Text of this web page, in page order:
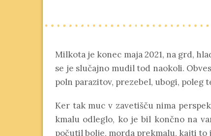
Milkota je konec maja 2021, na grd,
se je slučajno mudil tod naokoli.
poln parazitov, prezebel, ubogi, poleg
Ker tak muc v zavetišču nima
kmalu odleglo, ko je bil končno na
počutil bolje, morda prekmalu, kajti to